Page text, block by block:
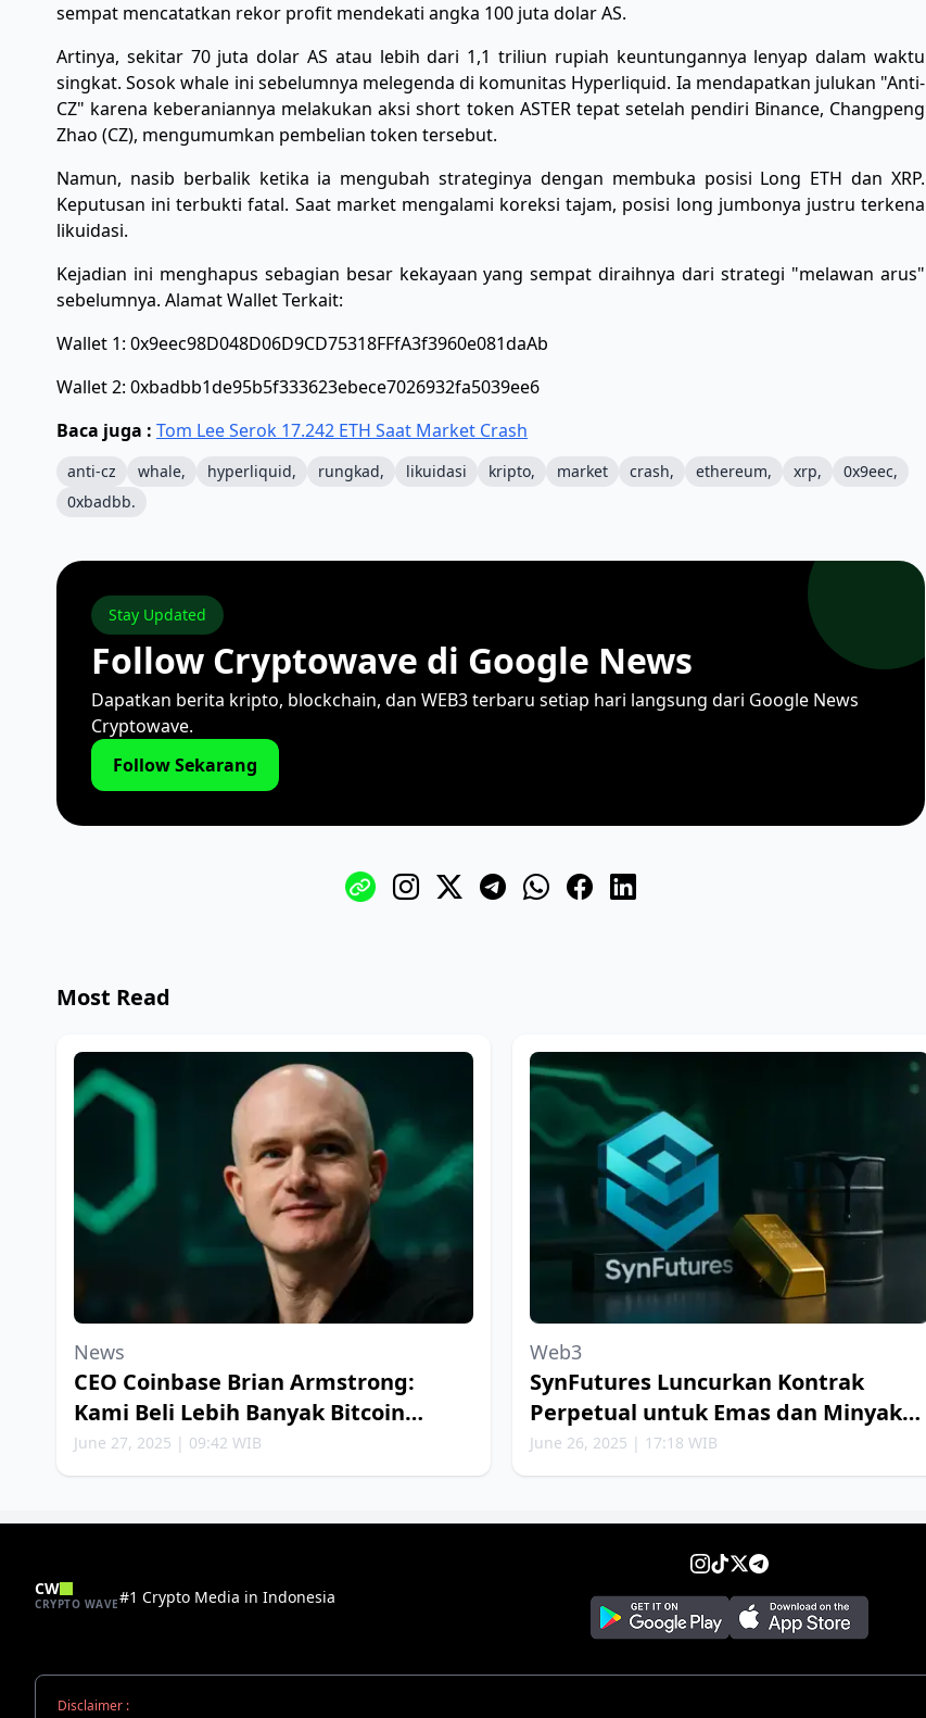
sempat mencatatkan rekor profit mendekati angka 100 juta dolar AS.
Artinya, sekitar 70 juta dolar AS atau lebih dari 1,1 triliun rupiah keuntungannya lenyap dalam waktu
singkat. ​Sosok whale ini sebelumnya melegenda di komunitas Hyperliquid. Ia mendapatkan julukan "Anti-
CZ" karena keberaniannya melakukan aksi short token ASTER tepat setelah pendiri Binance, Changpeng
Zhao (CZ), mengumumkan pembelian token tersebut. ​
Namun, nasib berbalik ketika ia mengubah strateginya dengan membuka posisi Long ETH dan XRP.
Keputusan ini terbukti fatal. Saat market mengalami koreksi tajam, posisi long jumbonya justru terkena
likuidasi.
Kejadian ini menghapus sebagian besar kekayaan yang sempat diraihnya dari strategi "melawan arus"
sebelumnya. ​Alamat Wallet Terkait: ​
Wallet 1: 0x9eec98D048D06D9CD75318FFfA3f3960e081daAb
​Wallet 2: 0xbadbb1de95b5f333623ebece7026932fa5039ee6
Baca juga : Tom Lee Serok 17.242 ETH Saat Market Crash
anti-cz whale, hyperliquid, rungkad, likuidasi kripto, market crash, ethereum, xrp,
0x9eec,
0xbadbb.
Stay Updated
Follow Cryptowave di Google News
Dapatkan berita kripto, blockchain, dan WEB3 terbaru setiap hari langsung dari Google News
Cryptowave.
Follow Sekarang
Most Read
News
CEO Coinbase Brian Armstrong:
Kami Beli Lebih Banyak Bitcoin
Setiap Minggu
June 27, 2025 | 09:42 WIB
Web3
SynFutures Luncurkan Kontrak
Perpetual untuk Emas dan Minyak
Bumi
June 26, 2025 | 17:18 WIB
CW
CRYPTO WAVE#1 Crypto Media in Indonesia
Disclaimer :